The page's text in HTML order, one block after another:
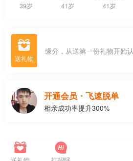
39岁
41岁
41岁
 缘分，从送第一份礼物开始
开通会员・飞速脱单
相亲成功率提升300%
 